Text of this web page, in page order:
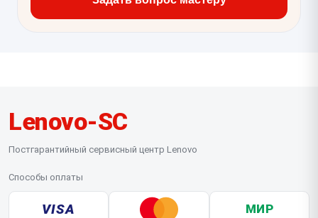
Lenovo-SC
Постгарантийный сервисный центр Lenovo
Способы оплаты
VISA МИР